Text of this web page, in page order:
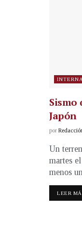
Sismo
Japón
por
Un
martes
menos
LEER